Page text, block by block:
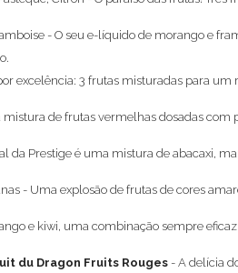
- O seu e-líquido de morango e
excelência: 3 frutas misturadas para
mistura de frutas vermelhas dosadas com
da Prestige é uma mistura de abacaxi,
- Uma explosão de frutas de cores
e kiwi, uma combinação sempre
du Dragon Fruits Rouges - A delícia